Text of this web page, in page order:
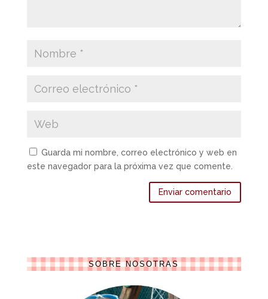
Guarda mi nombre, correo electrónico y web en
este navegador para la próxima vez que comente.
SOBRE NOSOTRAS